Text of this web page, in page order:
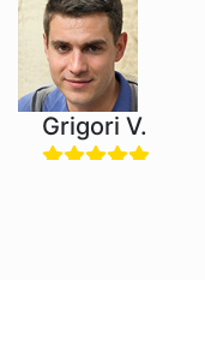
Grigori V.